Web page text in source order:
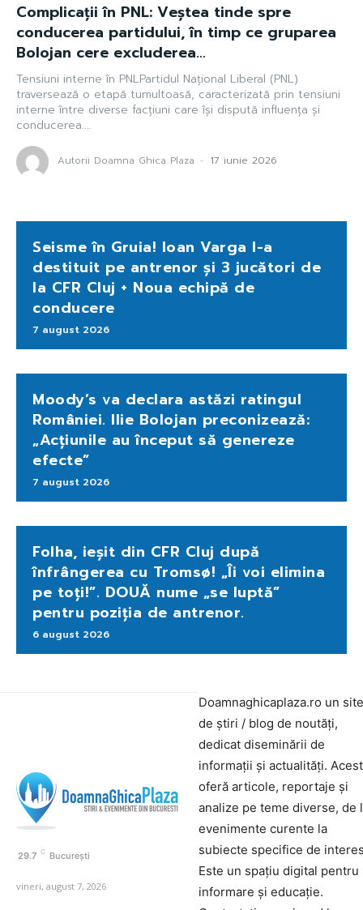
Complicații în PNL: Veștea tinde spre
conducerea partidului, în timp ce gruparea
Bolojan cere excluderea…
Tensiuni interne în PNLPartidul Național Liberal (PNL)
traversează o etapă tumultoasă, caracterizată prin tensiuni
interne între diverse facțiuni care își dispută influența și
conducerea....
Autorii Doamna Ghica Plaza - 17 iunie 2026
Seisme în Gruia! Ioan Varga l-a
destituit pe antrenor și 3 jucători de
la CFR Cluj + Noua echipă de
conducere
7 august 2026
Moody’s va declara astăzi ratingul
României. Ilie Bolojan preconizează:
„Acțiunile au început să genereze
efecte”
7 august 2026
Folha, ieșit din CFR Cluj după
înfrângerea cu Tromsø! „Îi voi elimina
pe toți!”. DOUĂ nume „se luptă”
pentru poziția de antrenor.
6 august 2026
29.7 C București
vineri, august 7, 2026
Doamnaghicaplaza.ro un site
de știri / blog de noutăți,
dedicat diseminării de
informații și actualități.
oferă articole, reportaje și
analize pe teme diverse, de
evenimente curente la
subiecte specifice de
Este un spațiu digital pentru
informare și educație.